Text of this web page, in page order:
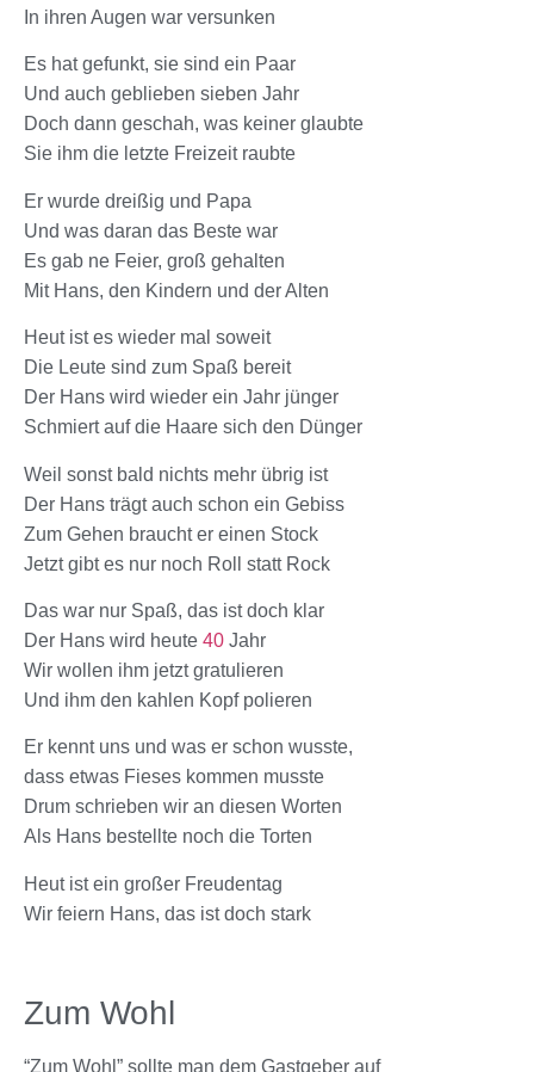
In ihren Augen war versunken
Es hat gefunkt, sie sind ein Paar
Und auch geblieben sieben Jahr
Doch dann geschah, was keiner glaubte
Sie ihm die letzte Freizeit raubte
Er wurde dreißig und Papa
Und was daran das Beste war
Es gab ne Feier, groß gehalten
Mit Hans, den Kindern und der Alten
Heut ist es wieder mal soweit
Die Leute sind zum Spaß bereit
Der Hans wird wieder ein Jahr jünger
Schmiert auf die Haare sich den Dünger
Weil sonst bald nichts mehr übrig ist
Der Hans trägt auch schon ein Gebiss
Zum Gehen braucht er einen Stock
Jetzt gibt es nur noch Roll statt Rock
Das war nur Spaß, das ist doch klar
Der Hans wird heute 40 Jahr
Wir wollen ihm jetzt gratulieren
Und ihm den kahlen Kopf polieren
Er kennt uns und was er schon wusste,
dass etwas Fieses kommen musste
Drum schrieben wir an diesen Worten
Als Hans bestellte noch die Torten
Heut ist ein großer Freudentag
Wir feiern Hans, das ist doch stark
Zum Wohl
“Zum Wohl” sollte man dem Gastgeber auf